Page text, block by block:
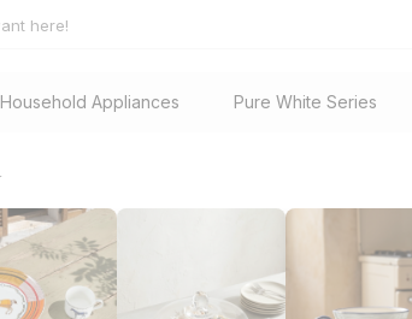
Household Appliances Pure White Series